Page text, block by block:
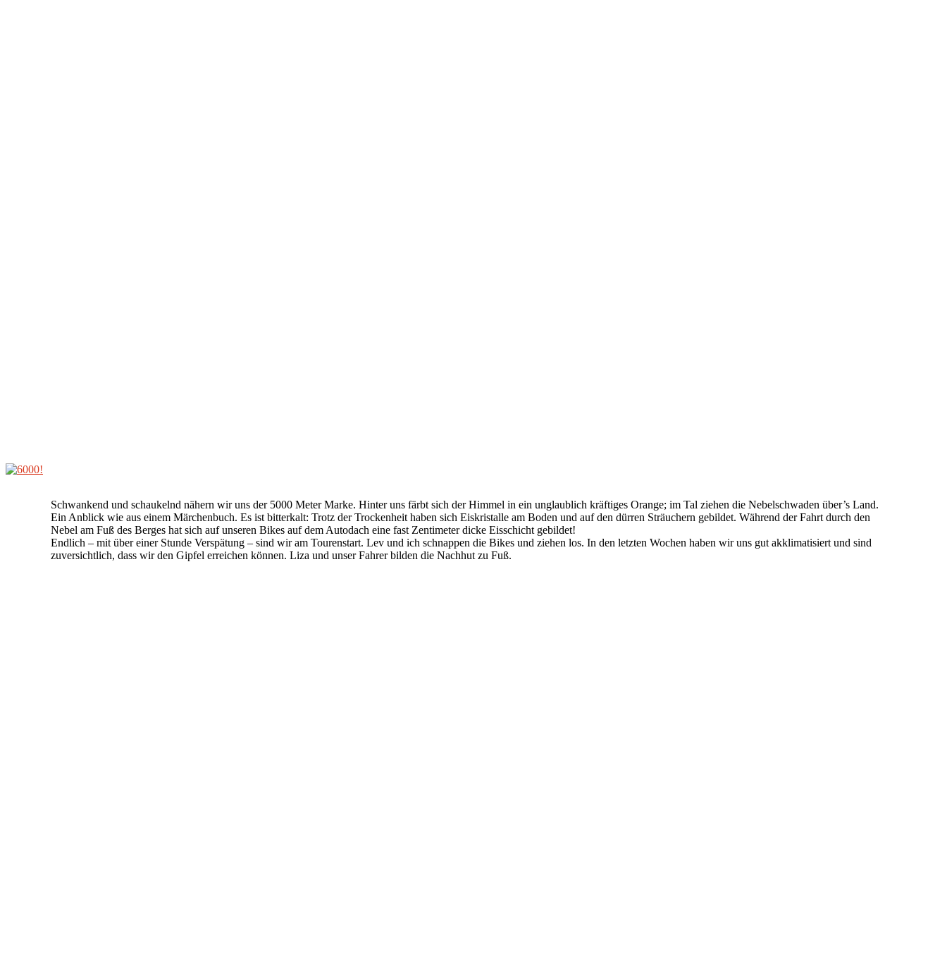
Schwankend und schaukelnd nähern wir uns der 5000 Meter Marke. Hinter uns färbt sich der Himmel in ein unglaublich kräftiges Orange; im Tal ziehen die Nebelschwaden über’s Land.
Ein Anblick wie aus einem Märchenbuch. Es ist bitterkalt: Trotz der Trockenheit haben sich Eiskristalle am Boden und auf den dürren Sträuchern gebildet. Während der Fahrt durch den
Nebel am Fuß des Berges hat sich auf unseren Bikes auf dem Autodach eine fast Zentimeter dicke Eisschicht gebildet!
Endlich – mit über einer Stunde Verspätung – sind wir am Tourenstart. Lev und ich schnappen die Bikes und ziehen los. In den letzten Wochen haben wir uns gut akklimatisiert und sind
zuversichtlich, dass wir den Gipfel erreichen können. Liza und unser Fahrer bilden die Nachhut zu Fuß.